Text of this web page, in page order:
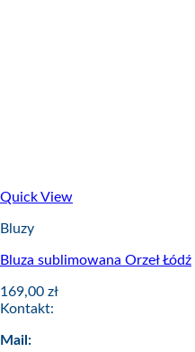
Quick View
Bluzy
Bluza sublimowana Orzeł Łódź
169,00 zł
Kontakt:
Mail: